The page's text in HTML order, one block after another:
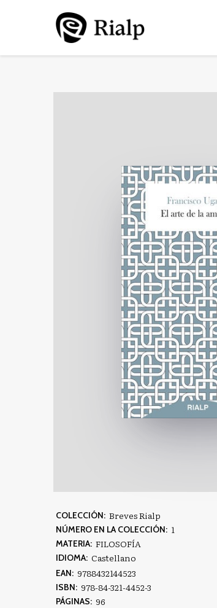
COLECCIÓN: Breves Rialp
NÚMERO EN LA COLECCIÓN: 1
MATERIA: FILOSOFÍA
IDIOMA: Castellano
EAN: 9788432144523
ISBN: 978-84-321-4452-3
PÁGINAS: 96